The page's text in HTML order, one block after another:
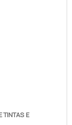
TINTAS E